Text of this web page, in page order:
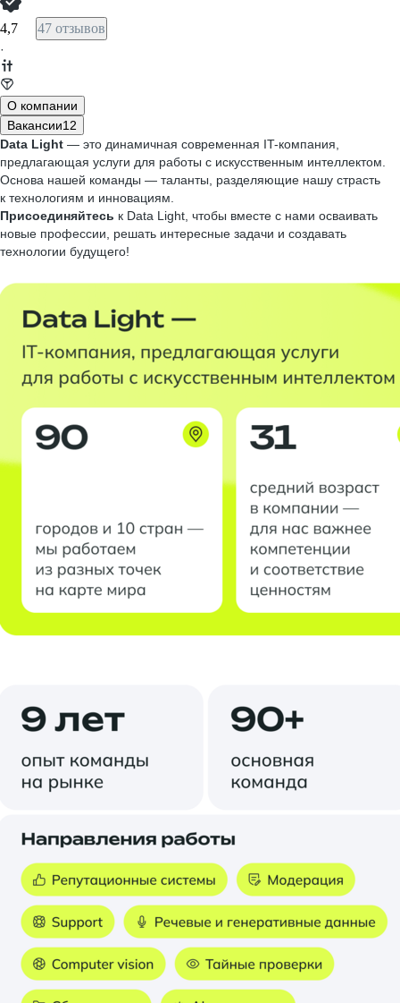
4,7 47 отзывов
·
О компании
Вакансии12
Data Light — это динамичная современная IT-компания,
предлагающая услуги для работы с искусственным интеллектом.
Основа нашей команды — таланты, разделяющие нашу страсть
к технологиям и инновациям.
Присоединяйтесь к Data Light, чтобы вместе с нами осваивать
новые профессии, решать интересные задачи и создавать
технологии будущего!